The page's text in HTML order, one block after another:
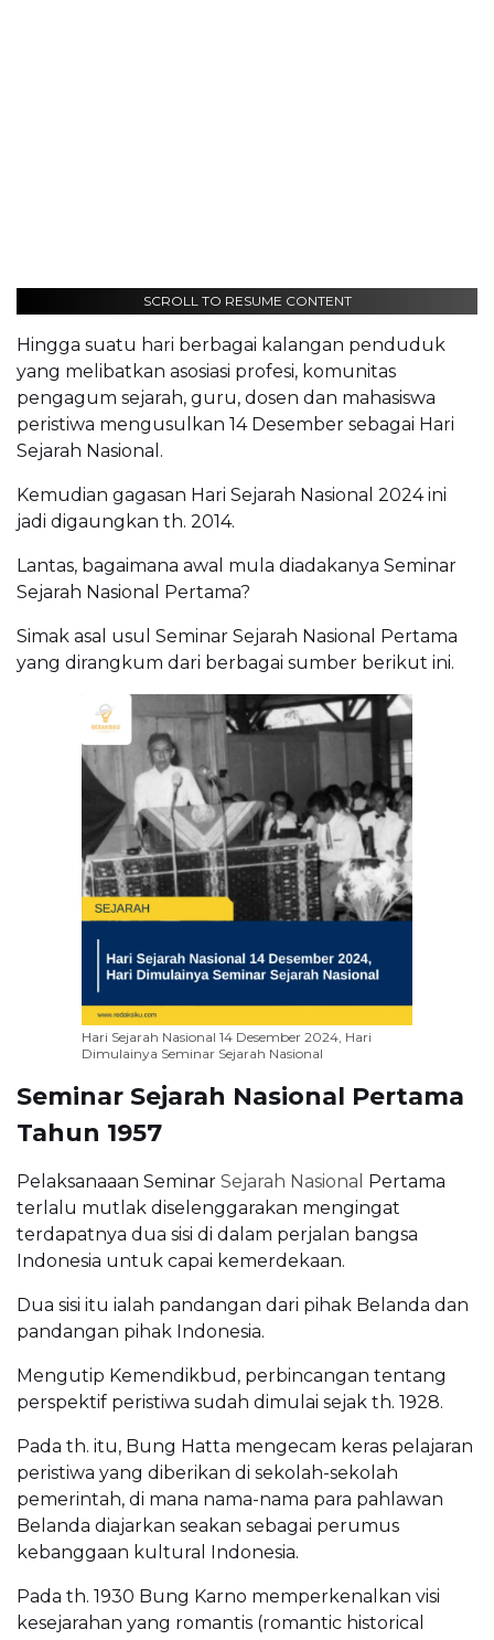
SCROLL TO RESUME CONTENT
Hingga suatu hari berbagai kalangan penduduk
yang melibatkan asosiasi profesi, komunitas
pengagum sejarah, guru, dosen dan mahasiswa
peristiwa mengusulkan 14 Desember sebagai Hari
Sejarah Nasional.
Kemudian gagasan Hari Sejarah Nasional 2024 ini
jadi digaungkan th. 2014.
Lantas, bagaimana awal mula diadakanya Seminar
Sejarah Nasional Pertama?
Simak asal usul Seminar Sejarah Nasional Pertama
yang dirangkum dari berbagai sumber berikut ini.
Hari Sejarah Nasional 14 Desember 2024, Hari
Dimulainya Seminar Sejarah Nasional
Seminar Sejarah Nasional Pertama
Tahun 1957
Pelaksanaaan Seminar Sejarah Nasional Pertama
terlalu mutlak diselenggarakan mengingat
terdapatnya dua sisi di dalam perjalan bangsa
Indonesia untuk capai kemerdekaan.
Dua sisi itu ialah pandangan dari pihak Belanda dan
pandangan pihak Indonesia.
Mengutip Kemendikbud, perbincangan tentang
perspektif peristiwa sudah dimulai sejak th. 1928.
Pada th. itu, Bung Hatta mengecam keras pelajaran
peristiwa yang diberikan di sekolah-sekolah
pemerintah, di mana nama-nama para pahlawan
Belanda diajarkan seakan sebagai perumus
kebanggaan kultural Indonesia.
Pada th. 1930 Bung Karno memperkenalkan visi
kesejarahan yang romantis (romantic historical